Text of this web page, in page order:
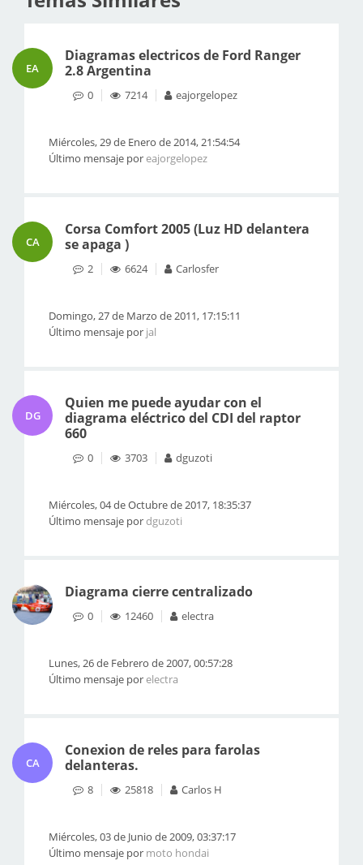
EA
Diagramas electricos de Ford Ranger
2.8 Argentina
0 7214 eajorgelopez
Miércoles, 29 de Enero de 2014, 21:54:54
Último mensaje poreajorgelopez
CA
Corsa Comfort 2005 (Luz HD delantera
se apaga )
2 6624 Carlosfer
Domingo, 27 de Marzo de 2011, 17:15:11
Último mensaje por jal
DG
Quien me puede ayudar con el
diagrama eléctrico del CDI del raptor
660
0 3703 dguzoti
Miércoles, 04 de Octubre de 2017, 18:35:37
Último mensaje pordguzoti
Diagrama cierre centralizado
0 12460 electra
Lunes, 26 de Febrero de 2007, 00:57:28
Último mensaje porelectra
CA
Conexion de reles para farolas
delanteras.
8 25818 Carlos H
Miércoles, 03 de Junio de 2009, 03:37:17
Último mensaje por moto hondai